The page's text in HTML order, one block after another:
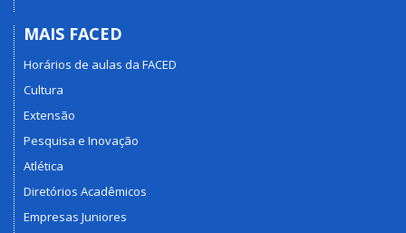
MAIS FACED
Horários de aulas da FACED
Cultura
Extensão
Pesquisa e Inovação
Atlética
Diretórios Acadêmicos
Empresas Juniores